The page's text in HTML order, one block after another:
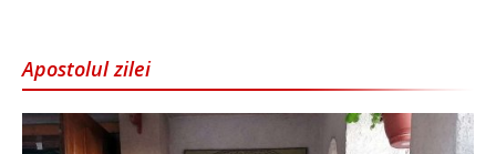
Apostolul zilei